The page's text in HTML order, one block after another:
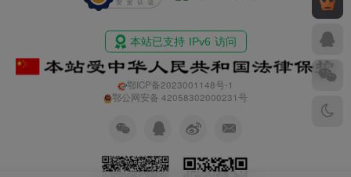
鄂ICP备2023001148号-1
鄂公网安备 42058302000231号